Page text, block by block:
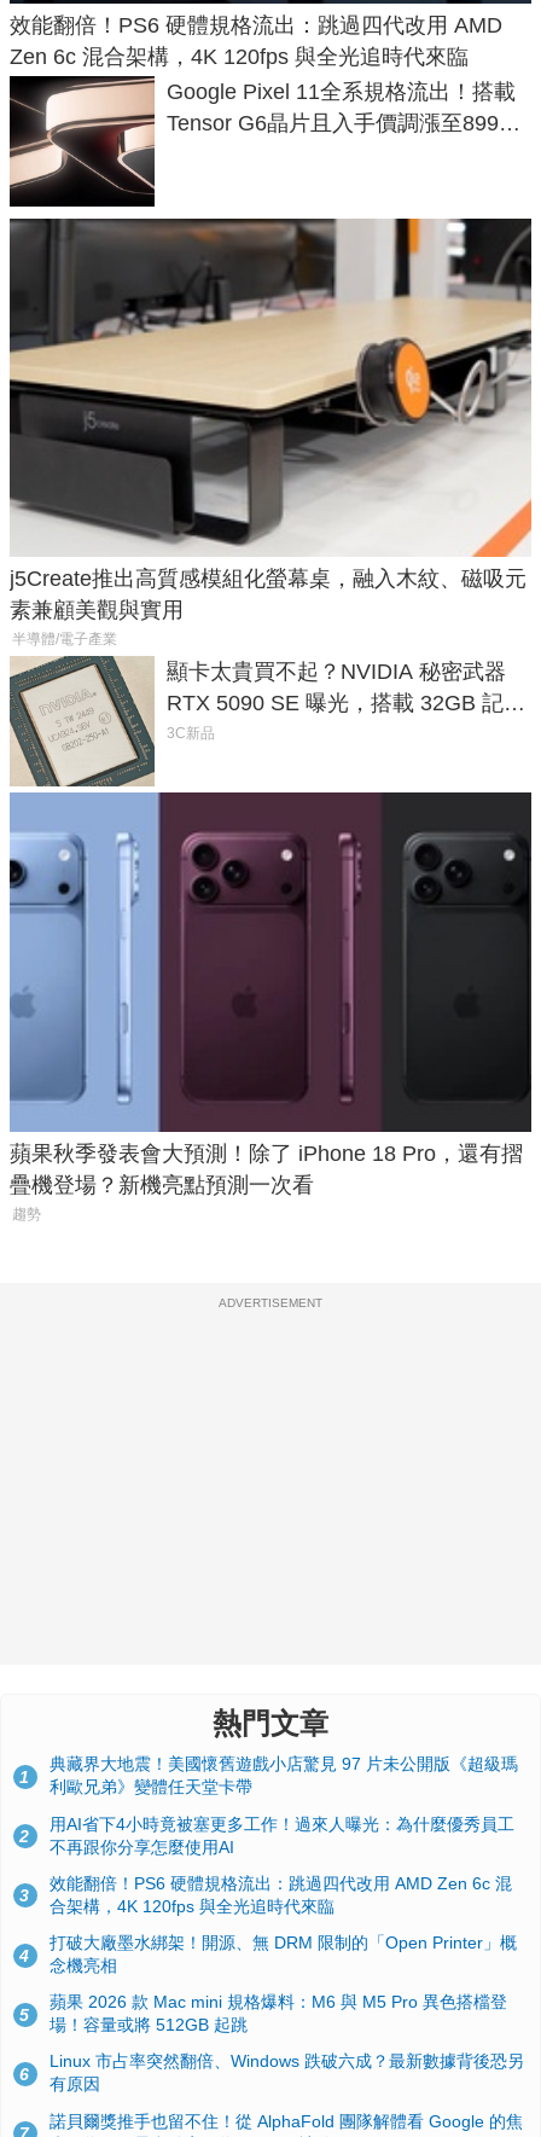
效能翻倍！PS6 硬體規格流出：跳過四代改用 AMD
Zen 6c 混合架構，4K 120fps 與全光追時代來臨
Google Pixel 11全系規格流出！搭載
Tensor G6晶片且入手價調漲至899美
j5Create推出高質感模組化螢幕桌，融入木紋、磁吸元
素兼顧美觀與實用
半導體/電子產業
顯卡太貴買不起？NVIDIA 秘密武器
RTX 5090 SE 曝光，搭載 32GB 記憶
體
3C新品
蘋果秋季發表會大預測！除了 iPhone 18 Pro，還有摺
疊機登場？新機亮點預測一次看
趨勢
ADVERTISEMENT
熱門文章
1
典藏界大地震！美國懷舊遊戲小店驚見 97 片未公開版《超級瑪
利歐兄弟》變體任天堂卡帶
2
用AI省下4小時竟被塞更多工作！過來人曝光：為什麼優秀員工
不再跟你分享怎麼使用AI
3
效能翻倍！PS6 硬體規格流出：跳過四代改用 AMD Zen 6c 混
合架構，4K 120fps 與全光追時代來臨
4
打破大廠墨水綁架！開源、無 DRM 限制的「Open Printer」概
念機亮相
5
蘋果 2026 款 Mac mini 規格爆料：M6 與 M5 Pro 異色搭檔登
場！容量或將 512GB 起跳
6
Linux 市占率突然翻倍、Windows 跌破六成？最新數據背後恐另
有原因
諾貝爾獎推手也留不住！從 AlphaFold 團隊解體看 Google 的焦